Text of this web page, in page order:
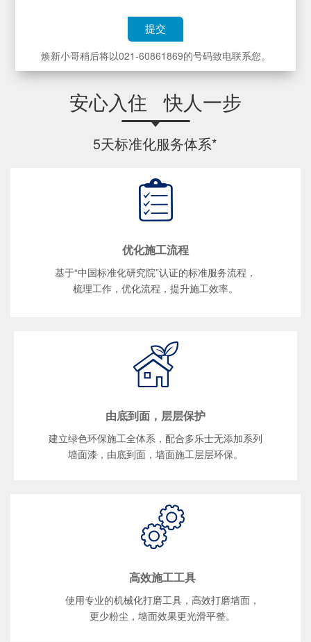
提交
焕新小哥稍后将以021-60861869的号码致电联系您。
安心入住 快人一步
5天标准化服务体系*
优化施工流程
基于“中国标准化研究院”认证的标准服务流程，
梳理工作，优化流程，提升施工效率。
由底到面，层层保护
建立绿色环保施工全体系，配合多乐士无添加系列
墙面漆，由底到面，墙面施工层层环保。
高效施工工具
使用专业的机械化打磨工具，高效打磨墙面，
更少粉尘，墙面效果更光滑平整。